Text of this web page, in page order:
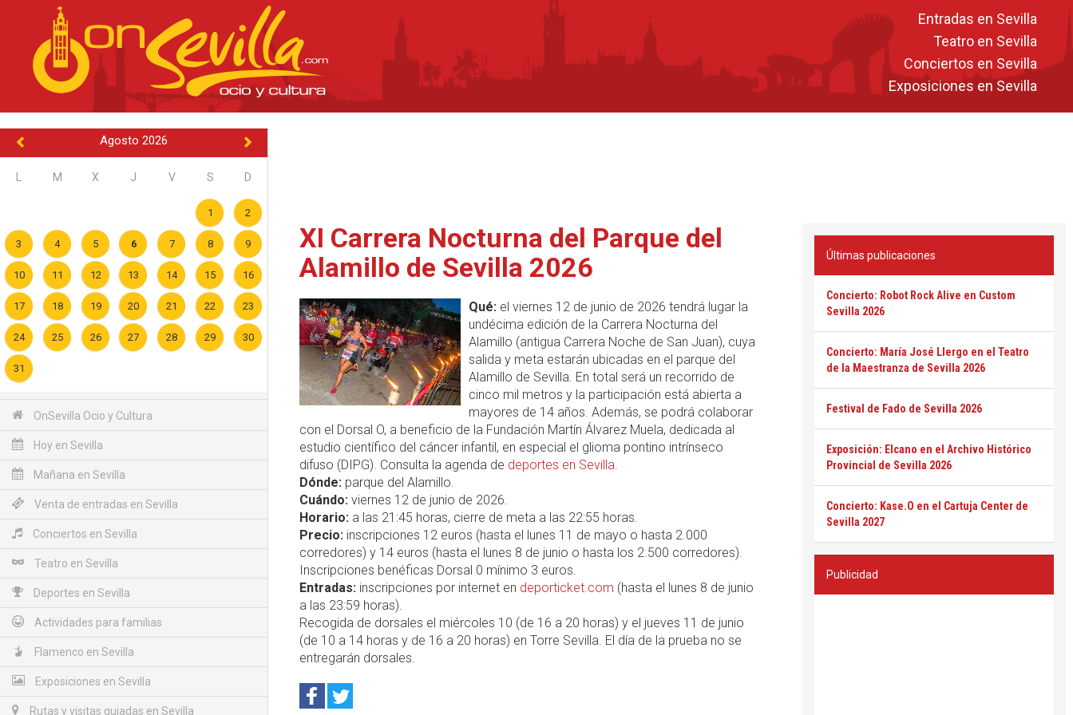
Entradas en Sevilla
Teatro en Sevilla
Conciertos en Sevilla
Exposiciones en Sevilla
Agosto 2026
M X J V S D
1 2
3 4 5 6 7 8 9
10 11 12 13 14 15 16
17 18 19 20 21 22 23
24 25 26 27 28 29 30
31
OnSevilla Ocio y Cultura
Hoy en Sevilla
Mañana en Sevilla
Venta de entradas en Sevilla
Conciertos en Sevilla
Teatro en Sevilla
Deportes en Sevilla
Actividades para familias
Flamenco en Sevilla
Exposiciones en Sevilla
Rutas y visitas guiadas en Sevilla
XI Carrera Nocturna del Parque del
Alamillo de Sevilla 2026
Qué:el viernes 12 de junio de 2026 tendrá lugar la
undécima edición de la Carrera Nocturna del
Alamillo (antigua Carrera Noche de San Juan), cuya
salida y meta estarán ubicadas en el parque del
Alamillo de Sevilla. En total será un recorrido de
cinco mil metros y la participación está abierta a
mayores de 14 años. Además, se podrá colaborar
con el Dorsal O, a beneficio de la Fundación Martín Álvarez Muela, dedicada al
estudio científico del cáncer infantil, en especial el glioma pontino intrínseco
difuso (DIPG). Consulta la agenda de deportes en Sevilla.
Dónde: parque del Alamillo.
Cuándo: viernes 12 de junio de 2026.
Horario: a las 21:45 horas, cierre de meta a las 22:55 horas.
Precio: inscripciones 12 euros (hasta el lunes 11 de mayo o hasta 2.000
corredores) y 14 euros (hasta el lunes 8 de junio o hasta los 2.500 corredores).
Inscripciones benéficas Dorsal 0 mínimo 3 euros.
Entradas: inscripciones por internet en deporticket.com (hasta el lunes 8 de junio
a las 23:59 horas).
Recogida de dorsales el miércoles 10 (de 16 a 20 horas) y el jueves 11 de junio
(de 10 a 14 horas y de 16 a 20 horas) en Torre Sevilla. El día de la prueba no se
entregarán dorsales.
Últimas publicaciones
Concierto: Robot Rock Alive en Custom
Sevilla 2026
Concierto: María José Llergo en el Teatro
de la Maestranza de Sevilla 2026
Festival de Fado de Sevilla 2026
Exposición: Elcano en el Archivo Histórico
Provincial de Sevilla 2026
Concierto: Kase.O en el Cartuja Center de
Sevilla 2027
Publicidad